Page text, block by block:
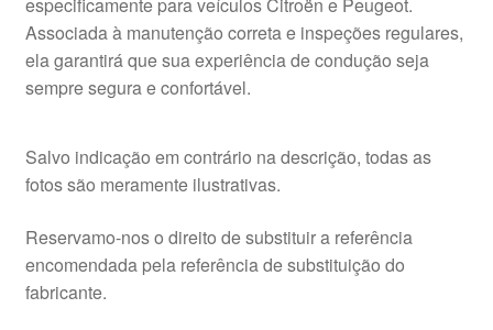
Associada à manutenção correta e inspeções regulares,
ela garantirá que sua experiência de condução seja
sempre segura e confortável.
Salvo indicação em contrário na descrição, todas as
fotos são meramente ilustrativas.
Reservamo-nos o direito de substituir a referência
encomendada pela referência de substituição do
fabricante.